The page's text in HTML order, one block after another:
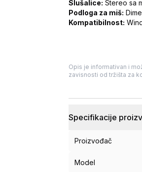
Slušalice: Stereo sa
Podloga za miš:
Kompatibilnost:
Opis je informativan i
zavisnosti od tržišta za
Specifikacije
Proizvođač
Model